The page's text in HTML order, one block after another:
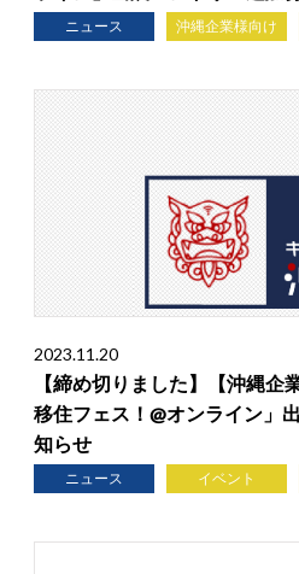
ニュース 沖縄企業様向け
2023.11.20
【締め切りました】【沖縄
移住フェス！@オンライン」
知らせ
ニュース イベント